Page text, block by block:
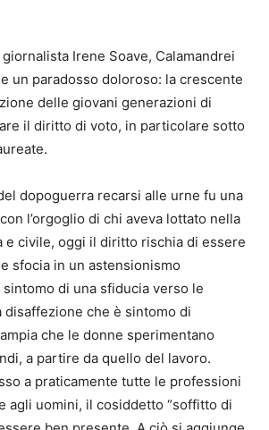
Irene Soave, Calamandrei
un paradosso doloroso: la crescente
delle giovani generazioni di
il diritto di voto, in particolare sotto
dopoguerra recarsi alle urne fu una
l’orgoglio di chi aveva lottato nella
e civile, oggi il diritto rischia di essere
sfocia in un astensionismo
di una sfiducia verso le
che è sintomo di
che le donne sperimentano
a partire da quello del lavoro.
a praticamente tutte le professioni
agli uomini, il cosiddetto “soffitto di